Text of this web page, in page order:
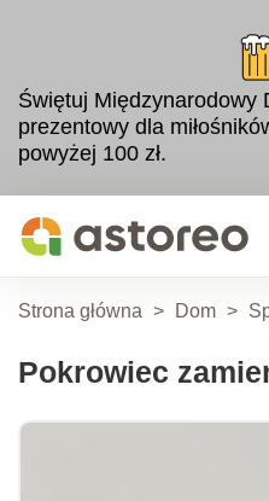
Świętuj Międzynarodowy
prezentowy dla
powyżej 100 zł.
Strona główna > Dom >
Pokrowiec